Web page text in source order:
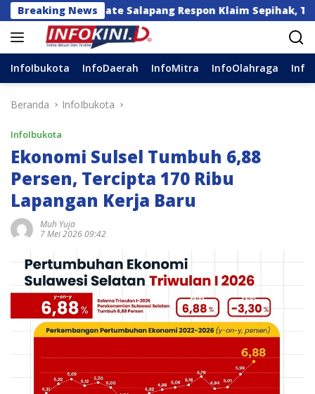
Langsung
ke
konten
Breaking News
Salapang Respon Klaim Sepihak, Tekankan Jalur
InfoIbukota InfoDaerah InfoMitra InfoOlahraga
Beranda InfoIbukota
InfoIbukota
Ekonomi Sulsel Tumbuh 6,88
Persen, Tercipta 170 Ribu
Lapangan Kerja Baru
Muh Yuja
7 Mei 2026 09:42